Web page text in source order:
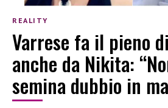
REALITY
Varrese fa il pieno
anche da Nikita:
semina dubbio in